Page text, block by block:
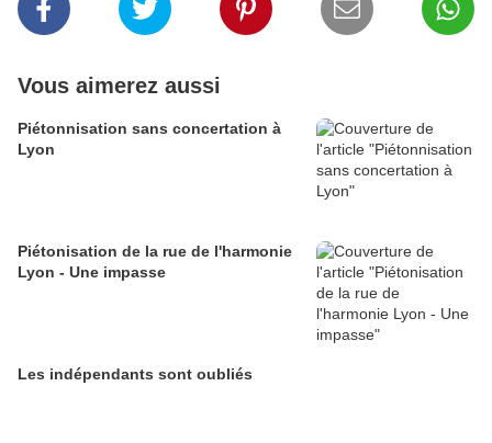
Vous aimerez aussi
Piétonnisation sans concertation à
Lyon
Piétonisation de la rue de l'harmonie
Lyon - Une impasse
Les indépendants sont oubliés